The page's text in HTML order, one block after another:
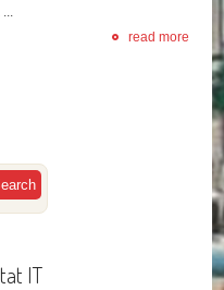
read more
IT